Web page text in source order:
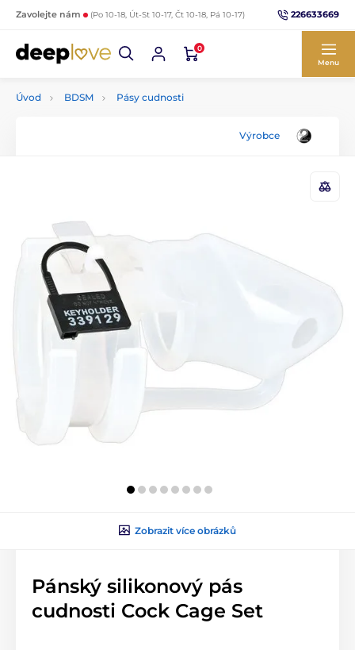
Zavolejte nám (Po 10-18, Út-St 10-17, Čt 10-18, Pá 10-17) 226633669
0
Menu
Úvod BDSM Pásy cudnosti
Výrobce
Zobrazit více obrázků
Pánský silikonový pás
cudnosti Cock Cage Set